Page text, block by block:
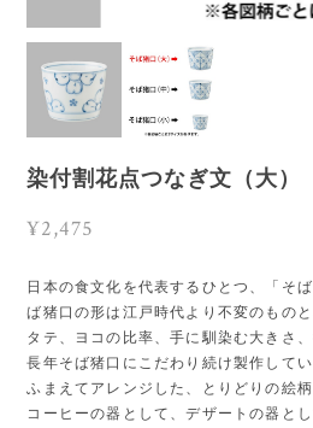
染付割花点つなぎ文（大）
¥2,475
日本の食文化を代表するひとつ、「そ
ば猪口の形は江戸時代より不変のもの
タテ、ヨコの比率、手に馴染む大きさ
長年そば猪口にこだわり続け製作して
ふまえてアレンジした、とりどりの絵
コーヒーの器として、デザートの器と